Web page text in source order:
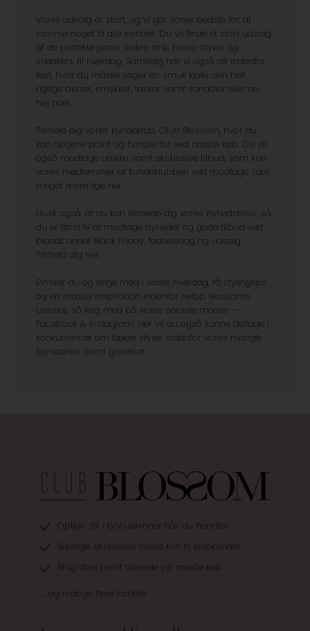
Vores udvalg er stort, og vi gør vores bedste for at
ramme noget til alle kvinder. Du vil finde et stort udvalg
af de perfekte jeans, lækre strik, basis-styles og
sneakers til hverdag. Samtidig har vi også alt indenfor
fest, hvor du måske søger en smuk kjole, den helt
rigtige blazer, smykker, tasker samt sandaler eller en
høj hæl.
Tilmeld dig vores kundeklub, Club Blossom, hvor du
kan optjene point og handle for ved næste køb. Du vil
også modtage unikke samt eksklusive tilbud, som kun
vores medlemmer af kundeklubben ved modtage. Læs
meget mere lige her.
Husk også, at du kan tilmelde dig vores nyhedsbrev, så
du er først til at modtage nyheder og gode tilbud ved
blandt andet Black Friday, fødselsdag og udsalg.
Tilmeld dig her.
Ønsker du og følge med i vores hverdag, få stylingtips
og en masse inspiration indenfor netop Blossoms
univers, så følg med på vores sociale medier –
Facebook & Instagram. Her vil du også kunne deltage i
konkurrencer om lækre styles indenfor vores mange
tøjmærker samt gavekort.
Optjen 3% i bonuskroner når du handler
Særlige, eksklusive tilbud kun til klubkunder
Brug dine point allerede på næste køb
.... og mange flere fordele